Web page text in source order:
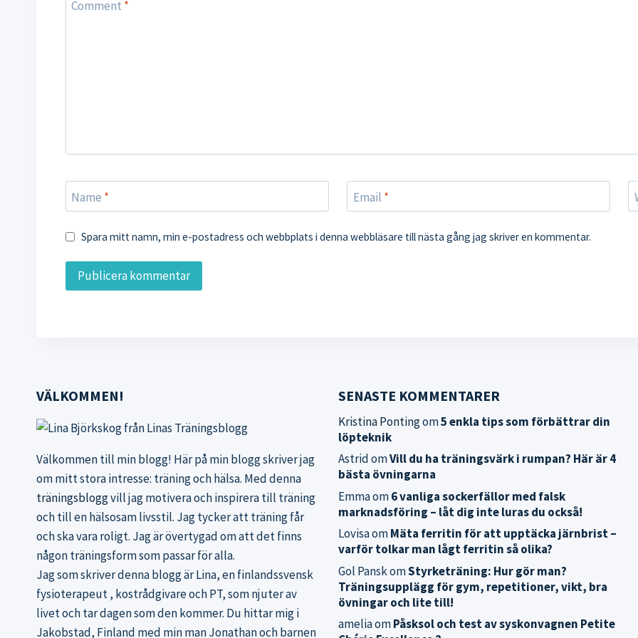
Comment *
Name * Email *
Spara mitt namn, min e-postadress och webbplats i denna webbläsare till nästa gång jag skriver en kommentar.
VÄLKOMMEN!
Välkommen till min blogg! Här på min blogg skriver jag
om mitt stora intresse: träning och hälsa. Med denna
träningsbloggvill jag motivera och inspirera till träning
och till en hälsosam livsstil. Jag tycker att träning får
och ska vara roligt. Jag är övertygad om att det finns
någon träningsform som passar för alla.
Jag som skriver denna blogg är Lina, en finlandssvensk
fysioterapeut , kostrådgivare och PT, som njuter av
livet och tar dagen som den kommer. Du hittar mig i
Jakobstad, Finland med min man Jonathan och barnen
SENASTE KOMMENTARER
Kristina Pontingom5 enkla tips som förbättrar din
löpteknik
AstridomVill du ha träningsvärk i rumpan? Här är 4
bästa övningarna
Emmaom6 vanliga sockerfällor med falsk
marknadsföring – låt dig inte luras du också!
LovisaomMäta ferritin för att upptäcka järnbrist –
varför tolkar man lågt ferritin så olika?
Gol PanskomStyrketräning: Hur gör man?
Träningsupplägg för gym, repetitioner, vikt, bra
övningar och lite till!
ameliaomPåsksol och test av syskonvagnen Petite